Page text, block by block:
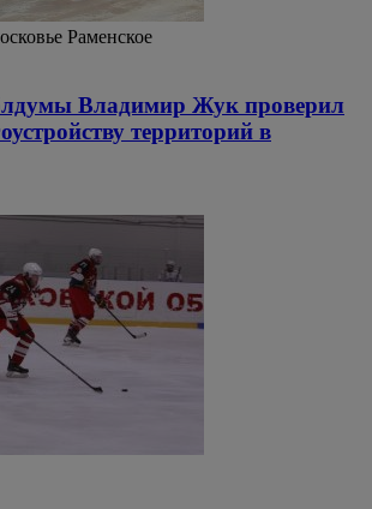
Раменское
Владимир Жук проверил
территорий в